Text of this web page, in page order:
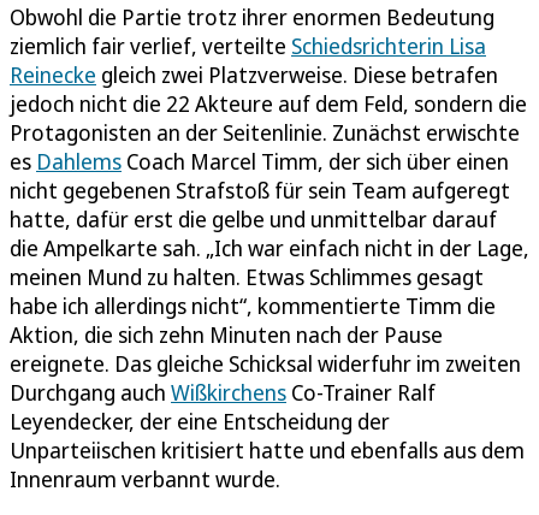
Obwohl die Partie trotz ihrer enormen Bedeutung
ziemlich fair verlief, verteilte Schiedsrichterin Lisa
Reinecke gleich zwei Platzverweise. Diese betrafen
jedoch nicht die 22 Akteure auf dem Feld, sondern die
Protagonisten an der Seitenlinie. Zunächst erwischte
es Dahlems Coach Marcel Timm, der sich über einen
nicht gegebenen Strafstoß für sein Team aufgeregt
hatte, dafür erst die gelbe und unmittelbar darauf
die Ampelkarte sah. „Ich war einfach nicht in der Lage,
meinen Mund zu halten. Etwas Schlimmes gesagt
habe ich allerdings nicht“, kommentierte Timm die
Aktion, die sich zehn Minuten nach der Pause
ereignete. Das gleiche Schicksal widerfuhr im zweiten
Durchgang auch Wißkirchens Co-Trainer Ralf
Leyendecker, der eine Entscheidung der
Unparteiischen kritisiert hatte und ebenfalls aus dem
Innenraum verbannt wurde.